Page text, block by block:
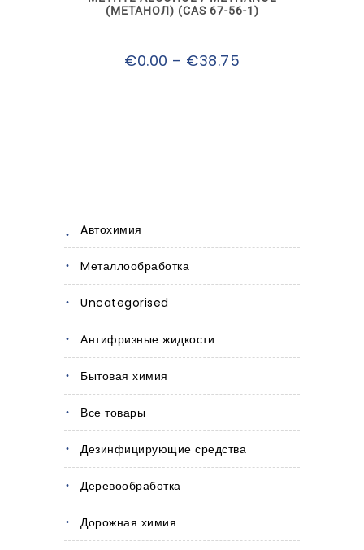
Aвтохимия
Mеталлообработка
Uncategorised
Антифризные жидкости
Бытовая химия
Все товары
Дезинфицирующие средства
Деревообработка
Дорожная химия
на
(МЕТАНОЛ) (CAS 67-56-1)
€0.00 – €38.75